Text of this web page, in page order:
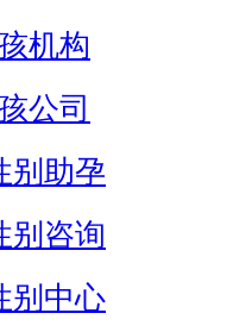
机构
公司
别助孕
别咨询
别中心